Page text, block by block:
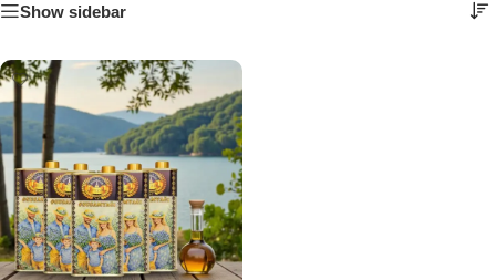
Show sidebar